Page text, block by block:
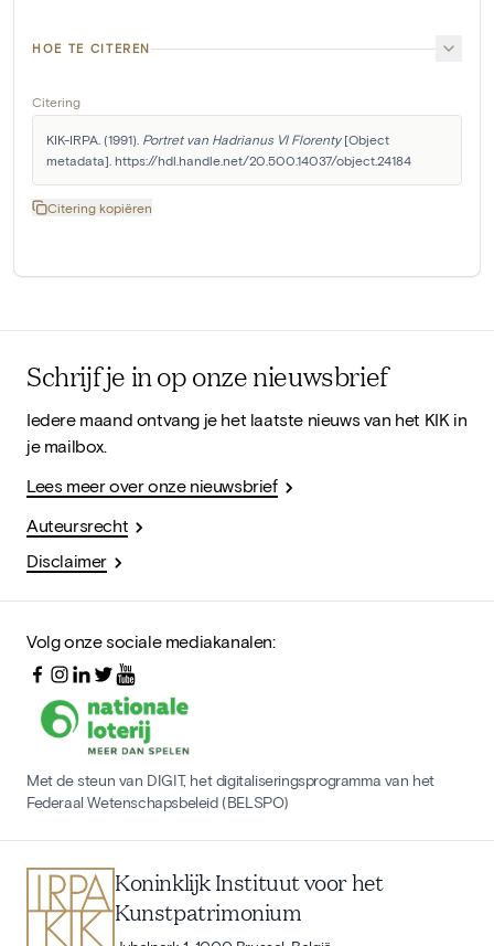
HOE TE CITEREN
Citering
KIK-IRPA. (1991). Portret van Hadrianus VI Florenty [Object
metadata]. https://hdl.handle.net/20.500.14037/object.24184
Citering kopiëren
Schrijf je in op onze nieuwsbrief
Iedere maand ontvang je het laatste nieuws van het KIK in
je mailbox.
Lees meer over onze nieuwsbrief
Auteursrecht
Disclaimer
Volg onze sociale mediakanalen:
Met de steun van DIGIT, het digitaliseringsprogramma van het
Federaal Wetenschapsbeleid (BELSPO)
Koninklijk Instituut voor het
Kunstpatrimonium